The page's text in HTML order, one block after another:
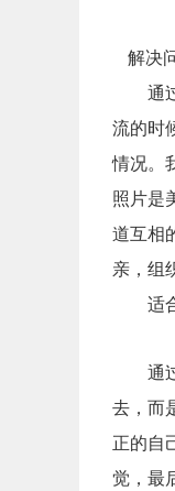
解决
通过
流的时
情况。
照片是
道互相
亲，组
适合
通过
去，而
正的自
觉，最